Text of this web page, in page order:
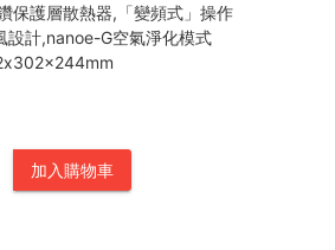
保護層散熱器,「變頻式」操作
設計,nanoe-G空氣淨化模式
加入購物車